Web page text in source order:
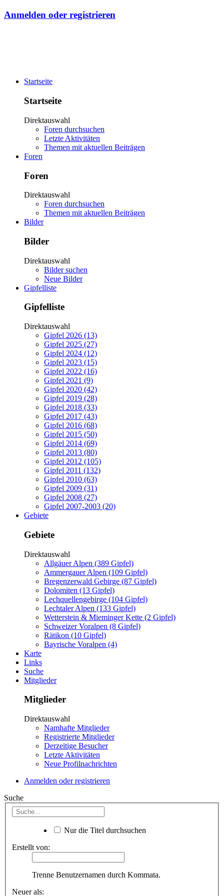
Anmelden oder registrieren
Startseite
Startseite
Direktauswahl
Foren durchsuchen
Letzte Aktivitäten
Themen mit aktuellen Beiträgen
Foren
Foren
Direktauswahl
Foren durchsuchen
Themen mit aktuellen Beiträgen
Bilder
Bilder
Direktauswahl
Bilder suchen
Neue Bilder
Gipfelliste
Gipfelliste
Direktauswahl
Gipfel 2026 (13)
Gipfel 2025 (27)
Gipfel 2024 (12)
Gipfel 2023 (15)
Gipfel 2022 (16)
Gipfel 2021 (9)
Gipfel 2020 (42)
Gipfel 2019 (28)
Gipfel 2018 (33)
Gipfel 2017 (43)
Gipfel 2016 (68)
Gipfel 2015 (50)
Gipfel 2014 (69)
Gipfel 2013 (80)
Gipfel 2012 (105)
Gipfel 2011 (132)
Gipfel 2010 (63)
Gipfel 2009 (31)
Gipfel 2008 (27)
Gipfel 2007-2003 (20)
Gebiete
Gebiete
Direktauswahl
Allgäuer Alpen (389 Gipfel)
Ammergauer Alpen (109 Gipfel)
Bregenzerwald Gebirge (87 Gipfel)
Dolomiten (13 Gipfel)
Lechquellengebirge (104 Gipfel)
Lechtaler Alpen (133 Gipfel)
Wetterstein & Mieminger Kette (2 Gipfel)
Schweizer Voralpen (8 Gipfel)
Rätikon (10 Gipfel)
Bayrische Voralpen (4)
Karte
Links
Suche
Mitglieder
Mitglieder
Direktauswahl
Namhafte Mitglieder
Registrierte Mitglieder
Derzeitige Besucher
Letzte Aktivitäten
Neue Profilnachrichten
Anmelden oder registrieren
Suche
Nur die Titel durchsuchen
Erstellt von:
Trenne Benutzernamen durch Kommata.
Neuer als: